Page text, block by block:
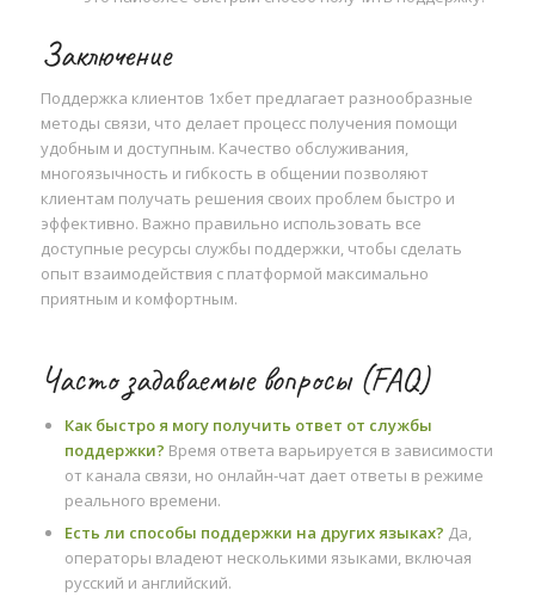
Заключение
Поддержка клиентов 1хбет предлагает разнообразные
методы связи, что делает процесс получения помощи
удобным и доступным. Качество обслуживания,
многоязычность и гибкость в общении позволяют
клиентам получать решения своих проблем быстро и
эффективно. Важно правильно использовать все
доступные ресурсы службы поддержки, чтобы сделать
опыт взаимодействия с платформой максимально
приятным и комфортным.
Часто задаваемые вопросы (FAQ)
Как быстро я могу получить ответ от службы
поддержки? Время ответа варьируется в зависимости
от канала связи, но онлайн-чат дает ответы в режиме
реального времени.
Есть ли способы поддержки на других языках? Да,
операторы владеют несколькими языками, включая
русский и английский.